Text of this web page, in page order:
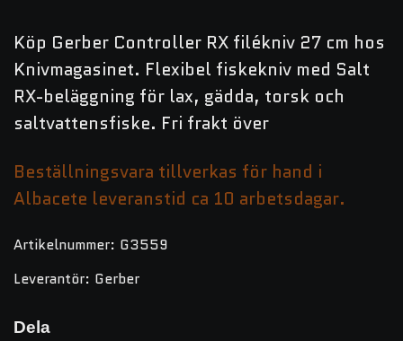
Köp Gerber Controller RX filékniv 27 cm hos
Knivmagasinet. Flexibel fiskekniv med Salt
RX-beläggning för lax, gädda, torsk och
saltvattensfiske. Fri frakt över
Beställningsvara tillverkas för hand i
Albacete leveranstid ca 10 arbetsdagar.
Artikelnummer: G3559
Leverantör: Gerber
Dela